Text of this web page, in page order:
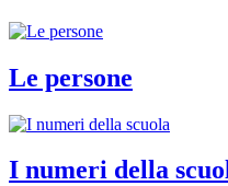
Le persone
I numeri della